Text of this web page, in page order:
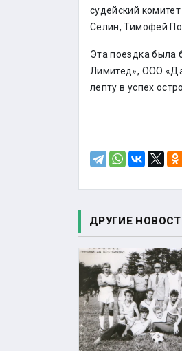
судейский
Селин, Тимофей
Эта поездка была
Лимитед», ООО
лепту в успех
ДРУГИЕ